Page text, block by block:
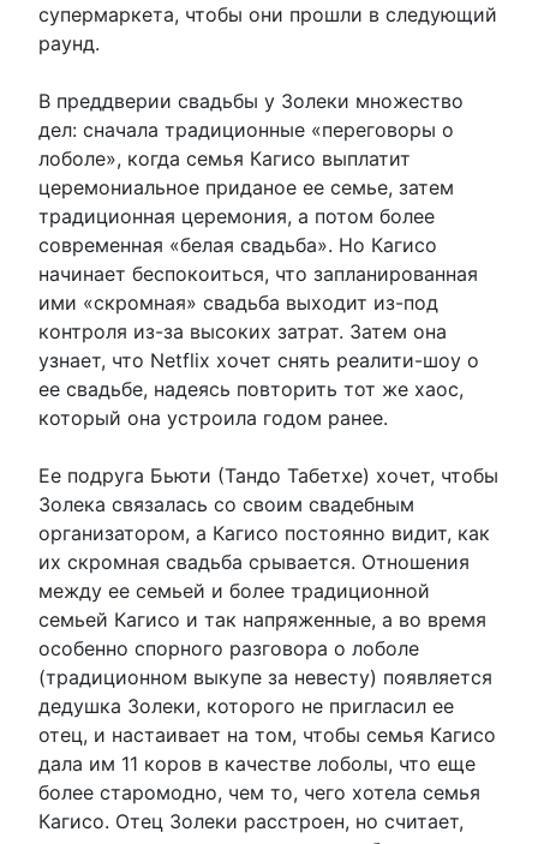
супермаркета, чтобы они прошли в следующий
раунд.
В преддверии свадьбы у Золеки множество
дел: сначала традиционные «переговоры о
лоболе», когда семья Кагисо выплатит
церемониальное приданое ее семье, затем
традиционная церемония, а потом более
современная «белая свадьба». Но Кагисо
начинает беспокоиться, что запланированная
ими «скромная» свадьба выходит из-под
контроля из-за высоких затрат. Затем она
узнает, что Netflix хочет снять реалити-шоу о
ее свадьбе, надеясь повторить тот же хаос,
который она устроила годом ранее.
Ее подруга Бьюти (Тандо Табетхе) хочет, чтобы
Золека связалась со своим свадебным
организатором, а Кагисо постоянно видит, как
их скромная свадьба срывается. Отношения
между ее семьей и более традиционной
семьей Кагисо и так напряженные, а во время
особенно спорного разговора о лоболе
(традиционном выкупе за невесту) появляется
дедушка Золеки, которого не пригласил ее
отец, и настаивает на том, чтобы семья Кагисо
дала им 11 коров в качестве лоболы, что еще
более старомодно, чем то, чего хотела семья
Кагисо. Отец Золеки расстроен, но считает,